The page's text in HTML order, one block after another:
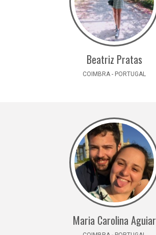
Beatriz Pratas
COIMBRA - PORTUGAL
Maria Carolina Aguiar